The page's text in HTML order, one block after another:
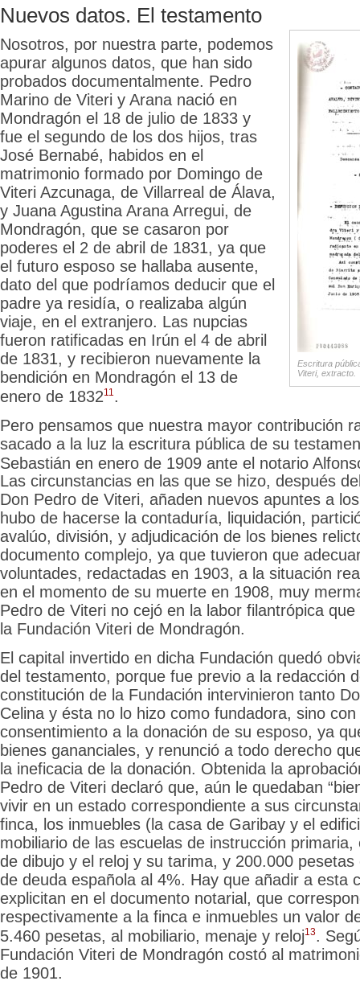
Nuevos datos. El testamento
Escritura
Viteri, extracto.
Nosotros, por nuestra parte, podemos
apurar algunos datos, que han sido
probados documentalmente. Pedro
Marino de Viteri y Arana nació en
Mondragón el 18 de julio de 1833 y
fue el segundo de los dos hijos, tras
José Bernabé, habidos en el
matrimonio formado por Domingo de
Viteri Azcunaga, de Villarreal de Álava,
y Juana Agustina Arana Arregui, de
Mondragón, que se casaron por
poderes el 2 de abril de 1831, ya que
el futuro esposo se hallaba ausente,
dato del que podríamos deducir que el
padre ya residía, o realizaba algún
viaje, en el extranjero. Las nupcias
fueron ratificadas en Irún el 4 de abril
de 1831, y recibieron nuevamente la
bendición en Mondragón el 13 de
enero de 183211 .
Pero pensamos que nuestra mayor contribución
sacado a la luz la escritura pública de su
Sebastián en enero de 1909 ante el notario
Las circunstancias en las que se hizo, después
Don Pedro de Viteri, añaden nuevos apuntes a
hubo de hacerse la contaduría, liquidación,
avalúo, división, y adjudicación de los bienes
documento complejo, ya que tuvieron que
voluntades, redactadas en 1903, a la situación
en el momento de su muerte en 1908, muy
Pedro de Viteri no cejó en la labor filantrópica
la Fundación Viteri de Mondragón.
El capital invertido en dicha Fundación quedó
del testamento, porque fue previo a la redacción
constitución de la Fundación intervinieron tanto
Celina y ésta no lo hizo como fundadora, sino
consentimiento a la donación de su esposo, ya
bienes gananciales, y renunció a todo derecho
la ineficacia de la donación. Obtenida la
Pedro de Viteri declaró que, aún le quedaban
vivir en un estado correspondiente a sus
finca, los inmuebles (la casa de Garibay y el
mobiliario de las escuelas de instrucción
de dibujo y el reloj y su tarima, y 200.000
de deuda española al 4%. Hay que añadir a esta
explicitan en el documento notarial, que
respectivamente a la finca e inmuebles un valor
5.460 pesetas, al mobiliario, menaje y reloj13.
Fundación Viteri de Mondragón costó al
de 1901.